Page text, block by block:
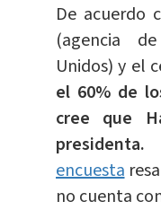
De acuerdo
(agencia
Unidos) y el
el 60% de
cree que
presidenta.
encuesta
no cuenta